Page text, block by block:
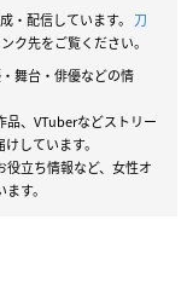
・配信しています。 刀
ク先をご覧ください。
舞台・俳優などの情
、VTuberなどストリー
しています。
立ち情報など、女性オ
す。